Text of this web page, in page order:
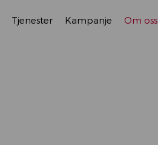
Tjenester Kampanje Om oss